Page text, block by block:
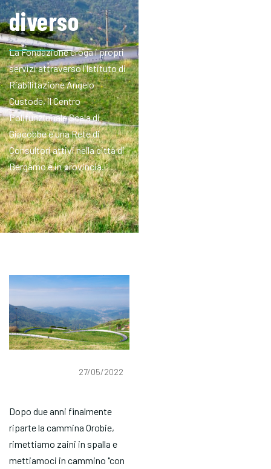
diverso
La Fondazione eroga i propri
servizi attraverso l’Istituto di
Riabilitazione Angelo
Custode, il Centro
Polifunzionale Scala di
Giacobbe e una Rete di
Consultori attivi nella città di
Bergamo e in provincia.
27/05/2022
Dopo due anni finalmente
riparte la cammina Orobie,
rimettiamo zaini in spalla e
mettiamoci in cammino "con